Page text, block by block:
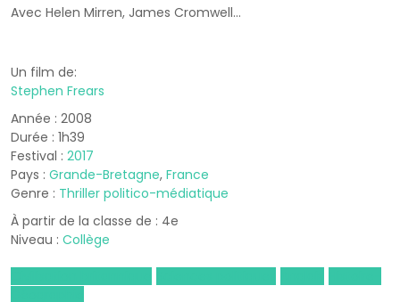
Avec Helen Mirren, James Cromwell...
Un film de:
Stephen Frears
Année : 2008
Durée : 1h39
Festival : 2017
Pays : Grande-Bretagne, France
Genre : Thriller politico-médiatique
À partir de la classe de : 4e
Niveau : Collège